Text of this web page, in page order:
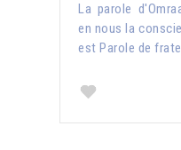
La parole
en nous la
est Parole de